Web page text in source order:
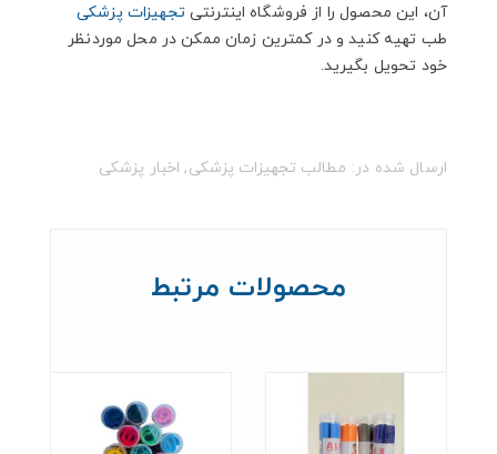
آن، این محصول را از فروشگاه اینترنتیتجهیزات پزشکی
طب تهیه کنید و در کمترین زمان ممکن در محل موردنظر
خود تحویل بگیرید.
ارسال شده در: مطالب تجهیزات پزشکی, اخبار پزشکی
محصولات مرتبط